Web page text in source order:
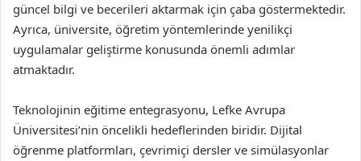
güncel bilgi ve becerileri aktarmak için çaba göstermektedir.
Ayrıca, üniversite, öğretim yöntemlerinde yenilikçi
uygulamalar geliştirme konusunda önemli adımlar
atmaktadır.
Teknolojinin eğitime entegrasyonu, Lefke Avrupa
Üniversitesi’nin öncelikli hedeflerinden biridir. Dijital
öğrenme platformları, çevrimiçi dersler ve simülasyonlar